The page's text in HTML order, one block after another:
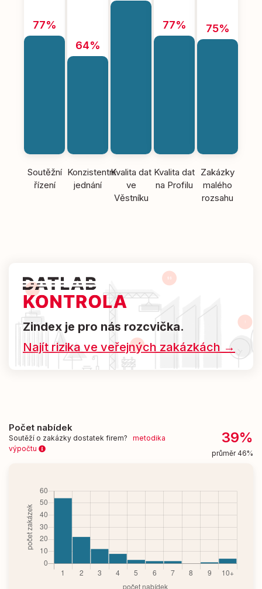
77%
Soutěžní
řízení
64%
Konzistentní
jednání
Kvalita dat
ve
Věstníku
77%
Kvalita dat
na Profilu
75%
Zakázky
malého
rozsahu
Zindex je pro nás rozcvička.
Najít rizika ve veřejných zakázkách →
Počet nabídek
Soutěží o zakázky dostatek firem? metodika
výpočtu
39%
průměr 46%